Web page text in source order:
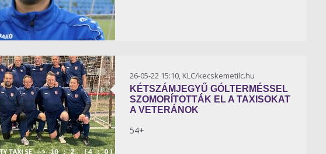
26-05-22 15:10, KLC/kecskemetilc.hu
KÉTSZÁMJEGYŰ GÓLTERMÉSSEL
SZOMORÍTOTTÁK EL A TAXISOKAT
A VETERÁNOK
54+